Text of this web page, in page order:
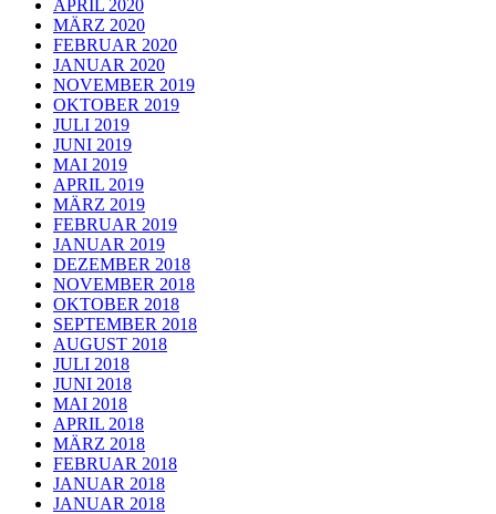
APRIL 2020
MÄRZ 2020
FEBRUAR 2020
JANUAR 2020
NOVEMBER 2019
OKTOBER 2019
JULI 2019
JUNI 2019
MAI 2019
APRIL 2019
MÄRZ 2019
FEBRUAR 2019
JANUAR 2019
DEZEMBER 2018
NOVEMBER 2018
OKTOBER 2018
SEPTEMBER 2018
AUGUST 2018
JULI 2018
JUNI 2018
MAI 2018
APRIL 2018
MÄRZ 2018
FEBRUAR 2018
JANUAR 2018
JANUAR 2018